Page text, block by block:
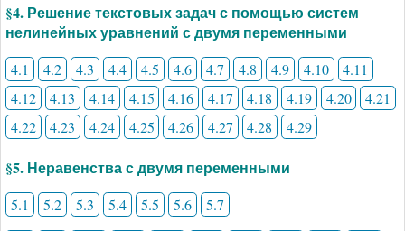
§4. Решение текстовых задач с помощью систем
нелинейных уравнений с двумя переменными
4.1 4.2 4.3 4.4 4.5 4.6 4.7 4.8 4.9 4.10
4.11
4.12
4.13 4.14 4.15 4.16 4.17 4.18 4.19 4.20
4.21
4.22
4.23 4.24 4.25 4.26 4.27 4.28 4.29
§5. Неравенства с двумя переменными
5.1 5.2 5.3 5.4 5.5 5.6
5.7